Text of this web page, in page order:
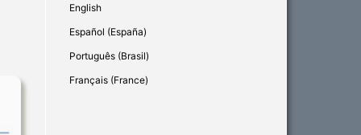
English
Español (España)
Português (Brasil)
Français (France)